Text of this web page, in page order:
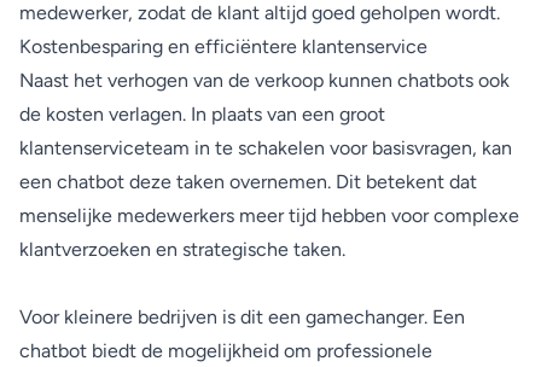
medewerker, zodat de klant altijd goed geholpen wordt.
Kostenbesparing en efficiëntere klantenservice
Naast het verhogen van de verkoop kunnen chatbots ook
de kosten verlagen. In plaats van een groot
klantenserviceteam in te schakelen voor basisvragen, kan
een chatbot deze taken overnemen. Dit betekent dat
menselijke medewerkers meer tijd hebben voor complexe
klantverzoeken en strategische taken.
Voor kleinere bedrijven is dit een gamechanger. Een
chatbot biedt de mogelijkheid om professionele